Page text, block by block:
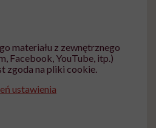
materiału z zewnętrznego
Facebook, YouTube, itp.)
zgoda na pliki cookie.
ustawienia